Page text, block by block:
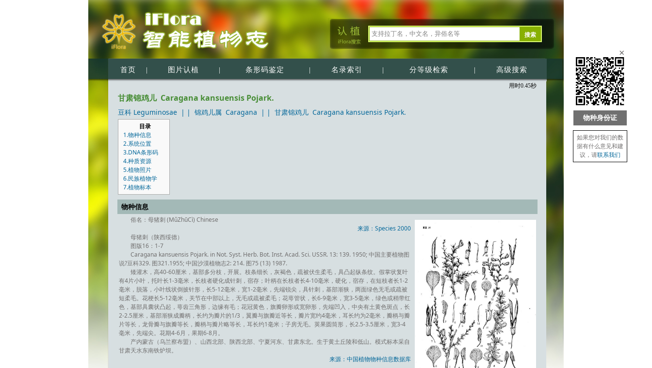
首页 | 图片认植 | 条形码鉴定 | 名录索引 | 分等级检索 | 高级搜索
用时0.45秒
甘肃锦鸡儿 Caragana kansuensis Pojark.
豆科 Leguminosae | | 锦鸡儿属 Caragana | | 甘肃锦鸡儿 Caragana kansuensis Pojark.
目录
1.物种信息
2.系统位置
3.DNA条形码
4.种质资源
5.植物照片
6.民族植物学
7.植物标本
物种信息
俗名：母猪刺 (MǔZhūCì) Chinese
来源：Species 2000
母猪刺（陕西绥德）
图版16：1-7
Caragana kansuensis Pojark. in Not. Syst. Herb. Bot. Inst. Acad. Sci. USSR. 13: 139. 1950; 中国主要植物图
说?豆科329. 图321.1955; 中国沙漠植物志2: 214. 图75 (13) 1987.
矮灌木，高40-60厘米，基部多分枝，开展。枝条细长，灰褐色，疏被伏生柔毛，具凸起纵条纹。假掌状复叶
有4片小叶，托叶长1-3毫米，长枝者硬化成针刺，宿存；叶柄在长枝者长4-10毫米，硬化，宿存，在短枝者长1-2
毫米，脱落，小叶线状倒披针形，长5-12毫米，宽1-2毫米，先端锐尖，具针刺，基部渐狭，两面绿色无毛或疏被
短柔毛。花梗长5-12毫米，关节在中部以上，无毛或疏被柔毛；花萼管状，长6-9毫米，宽3-5毫米，绿色或稍带红
色，基部具囊状凸起，萼齿三角形，边缘有毛；花冠黄色，旗瓣卵形或宽卵形，先端凹入，中央有土黄色斑点，长
2-2.5厘米，基部渐狭成瓣柄，长约为瓣片的1/3，翼瓣与旗瓣近等长，瓣片宽约4毫米，耳长约为2毫米，瓣柄与瓣
片等长，龙骨瓣与旗瓣等长，瓣柄与瓣片略等长，耳长约1毫米；子房无毛。荚果圆筒形，长2.5-3.5厘米，宽3-4
毫米，先端尖。花期4-6月，果期6-8月。
产内蒙古（乌兰察布盟）、山西北部、陕西北部、宁夏河东、甘肃东北。生于黄土丘陵和低山。模式标本采自
甘肃天水东南铁炉坝。
来源：中国植物物种信息数据库
×
物种身份证
如果您对我们的数
据有什么意见和建
议，请联系我们